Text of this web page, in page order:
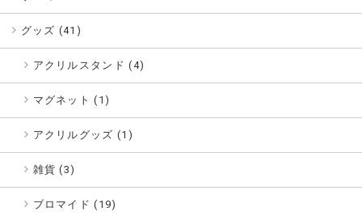
グッズ (41 )
アクリルスタンド (4)
マグネット (1)
アクリルグッズ (1)
雑貨 (3)
ブロマイド (19)